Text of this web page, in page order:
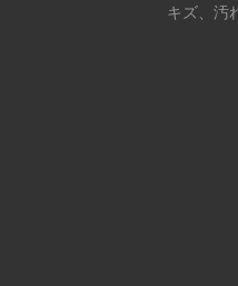
キズ、汚